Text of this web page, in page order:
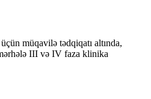
müqavilə tədqiqatı altında,
III və IV faza klinika